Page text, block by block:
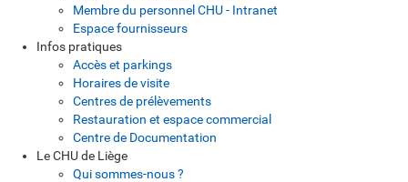
Membre du personnel CHU - Intranet
Espace fournisseurs
Infos pratiques
Accès et parkings
Horaires de visite
Centres de prélèvements
Restauration et espace commercial
Centre de Documentation
Le CHU de Liège
Qui sommes-nous ?